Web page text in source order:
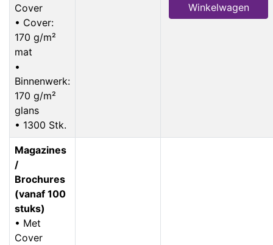
Cover
• Cover:
170 g/m²
mat
•
Binnenwerk:
170 g/m²
glans
• 1300 Stk.
Winkelwagen
Magazines
/
Brochures
(vanaf 100
stuks)
• Met
Cover